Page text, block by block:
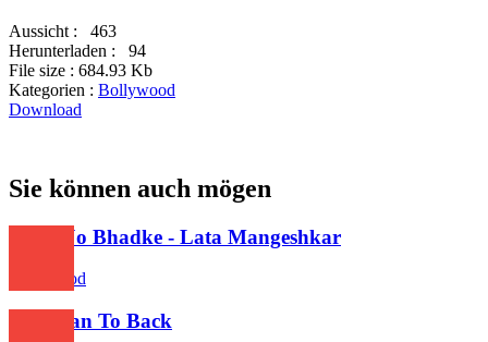
Aussicht :
463
Herunterladen :
94
File size : 684.93 Kb
Kategorien : Bollywood
Download
Sie können auch mögen
Shola Jo Bhadke - Lata Mangeshkar
Bollywood
Mundian To Back